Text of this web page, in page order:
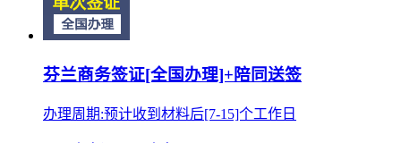
芬兰商务签证[全国办理]+陪同送签
办理周期:预计收到材料后[7-15]个工作日